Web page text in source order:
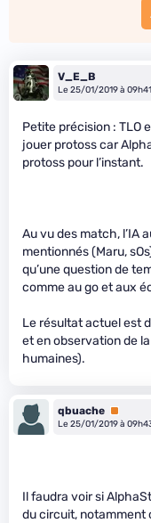
V_E_B
Le 25/01/2019 à 09h41
Petite précision : TLO
jouer protoss car
protoss pour l’instant.
Au vu des match, l’IA
mentionnés (Maru,
qu’une question de
comme au go et aux
Le résultat actuel est
et en observation de
humaines).
qbuache Premium
Le 25/01/2019 à
Il faudra voir si
du circuit, notamment